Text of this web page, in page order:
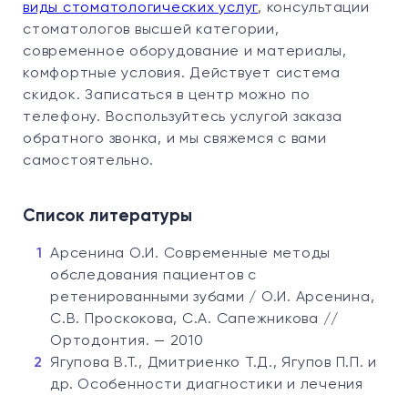
виды стоматологических услуг, консультации
стоматологов высшей категории,
современное оборудование и материалы,
комфортные условия. Действует система
скидок. Записаться в центр можно по
телефону. Воспользуйтесь услугой заказа
обратного звонка, и мы свяжемся с вами
самостоятельно.
Список литературы
Арсенина О.И. Современные методы
обследования пациентов с
ретенированными зубами / О.И. Арсенина,
С.В. Проскокова, С.А. Сапежникова //
Ортодонтия. — 2010
Ягупова В.Т., Дмитриенко Т.Д., Ягупов П.П. и
др. Особенности диагностики и лечения